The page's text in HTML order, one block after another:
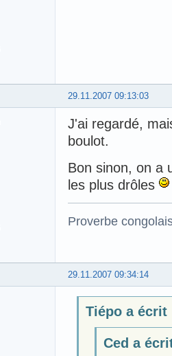
29.11.2007 09:13:03
J'ai regardé,
boulot.
Bon sinon, on a
les plus drôles
Proverbe
29.11.2007 09:34:14
Tiépo a écrit
Ced a